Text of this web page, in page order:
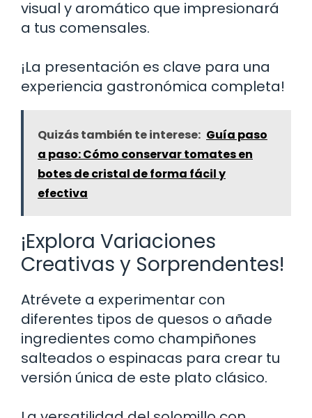
visual y aromático que impresionará
a tus comensales.
¡La presentación es clave para una
experiencia gastronómica completa!
Quizás también te interese: Guía paso
a paso: Cómo conservar tomates en
botes de cristal de forma fácil y
efectiva
¡Explora Variaciones
Creativas y Sorprendentes!
Atrévete a experimentar con
diferentes tipos de quesos o añade
ingredientes como champiñones
salteados o espinacas para crear tu
versión única de este plato clásico.